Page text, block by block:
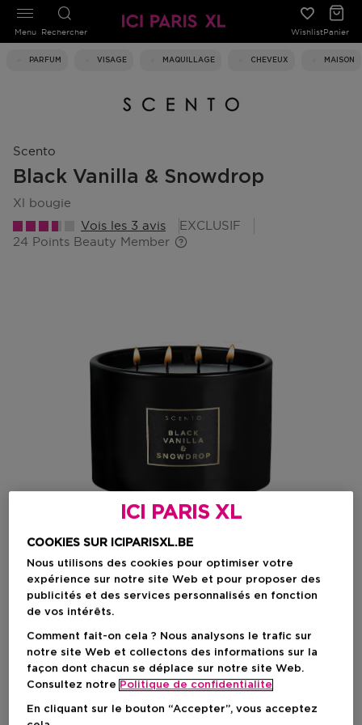
Rechercher WishlistPanier
PARFUM VISAGE MAQUILLAGE CHEVEUX MAISON
Menu
Scento
Black Vanilla & Snowdrop
xl bougie
Vois les 3 avis
EXCLUSIF
24 Points Beauty Member
Choisissez votre format
800 G En stock
800 G
Prix promotionnel
24,46 €
Prix du produit
34,95 €
ICI PARIS XL
COOKIES SUR ICIPARISXL.BE
Nous utilisons des cookies pour optimiser votre
expérience sur notre site Web et pour proposer des
publicités et des services personnalisés en fonction
de vos intérêts.
Comment fait-on cela ? Nous analysons le trafic sur
notre site Web et collectons des informations sur la
façon dont chacun se déplace sur notre site Web.
Consultez notre Politique de confidentialite
En cliquant sur le bouton “Accepter”, vous acceptez